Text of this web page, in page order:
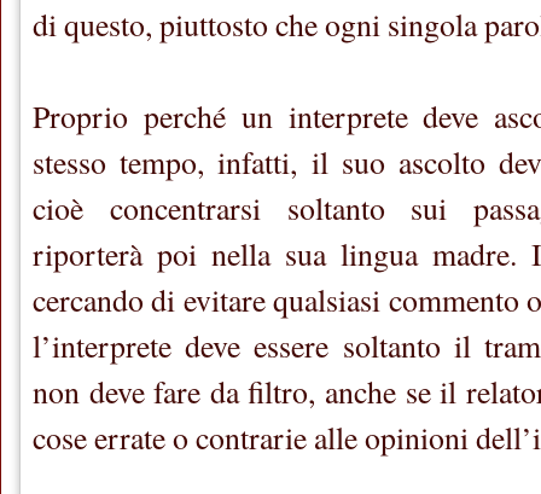
di questo, piuttosto che ogni singola
Proprio perché un interprete deve
stesso tempo, infatti, il suo ascolto
cioè concentrarsi soltanto sui
riporterà poi nella sua lingua madre.
cercando di evitare qualsiasi commento
l’interprete deve essere soltanto il
non deve fare da filtro, anche se il
cose errate o contrarie alle opinioni